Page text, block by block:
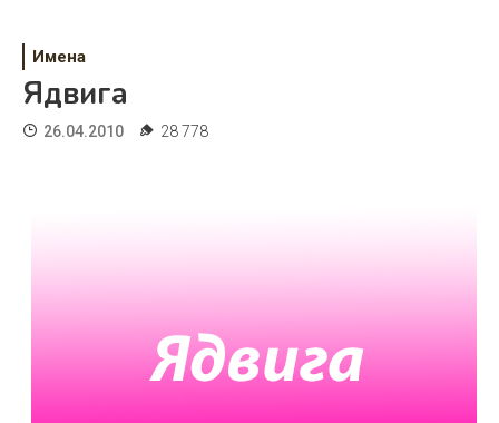
Дети
Свадьба
Имена
Ядвига
26.04.2010 28 778